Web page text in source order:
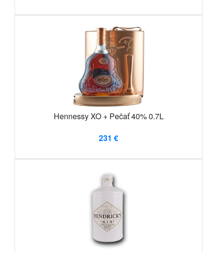
Hennessy XO + Pečať 40% 0.7L
231 €